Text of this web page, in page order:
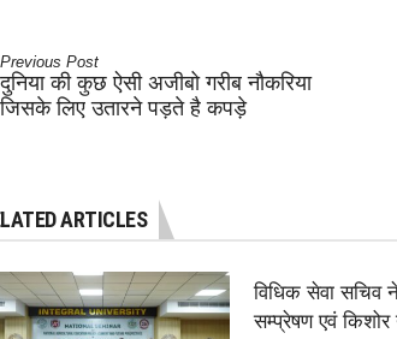
Previous Post
दुनिया की कुछ ऐसी अजीबो गरीब नौकरिया
जिसके लिए उतारने पड़ते है कपड़े
ARTICLES
विधिक सेवा सचिव
सम्प्रेषण एवं किशोर